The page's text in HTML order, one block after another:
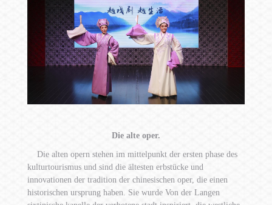
Die alte oper.
Die alten opern stehen im mittelpunkt der ersten phase des
kulturtourismus und sind die ältesten erbstücke und
innovationen der tradition der chinesischen oper, die einen
historischen ursprung haben. Sie wurde Von der Langen